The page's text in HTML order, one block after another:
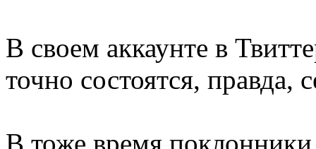
В своем аккаунте в
точно состоятся, правда,
В тоже время поклонники